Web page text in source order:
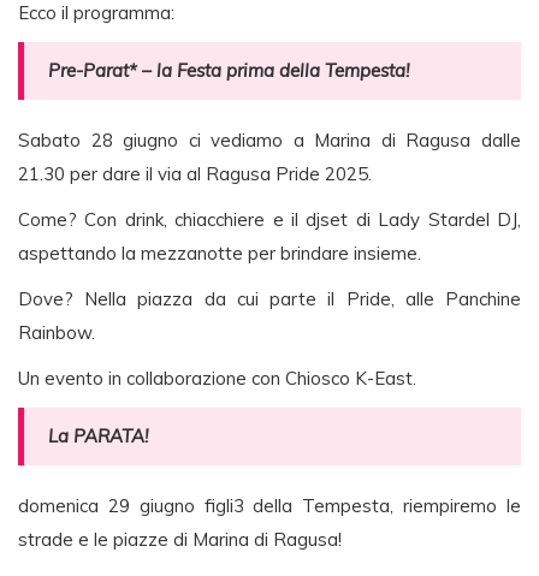
Ecco il programma:
Pre-Parat* – la Festa prima della Tempesta!
Sabato 28 giugno ci vediamo a Marina di Ragusa dalle
21.30 per dare il via al Ragusa Pride 2025.
Come? Con drink, chiacchiere e il djset di Lady Stardel DJ,
aspettando la mezzanotte per brindare insieme.
Dove? Nella piazza da cui parte il Pride, alle Panchine
Rainbow.
Un evento in collaborazione con Chiosco K-East.
La PARATA!
domenica 29 giugno figli3 della Tempesta, riempiremo le
strade e le piazze di Marina di Ragusa!